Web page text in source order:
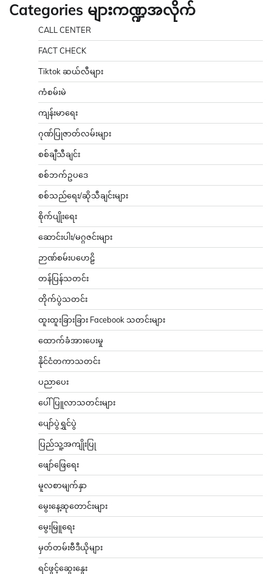
Categories များကဏ္ဍအလိုက်
CALL CENTER
FACT CHECK
Tiktok ဆယ်လီများ
ကံစမ်းမဲ
ကျန်းမာရေး
ဂုဏ်ပြုဇာတ်လမ်းများ
စစ်ချီသီချင်း
စစ်ဘက်ဥပဒေ
စစ်သည်ရေး/ဆိုသီချင်းများ
စိုက်ပျိုးရေး
ဆောင်းပါး/မဂ္ဂဇင်းများ
ဉာဏ်စမ်းပဟေဠိ
တန်ပြန်သတင်း
တိုက်ပွဲသတင်း
ထူးထူးခြားခြား Facebook သတင်းများ
ထောက်ခံအားပေးမှု
နိုင်ငံတကာသတင်း
ပညာပေး
ပေါ်ပြူလာသတင်းများ
ပျော်ပွဲရွှင်ပွဲ
ပြည်သူ့အကျိုးပြု
ဖျော်ဖြေရေး
မူလစာမျက်နှာ
မွေးနေ့ဆုတောင်းများ
မွေးမြူရေး
မှတ်တမ်းဗီဒီယိုများ
ရင်ဖွင့်ဆွေးနွေး